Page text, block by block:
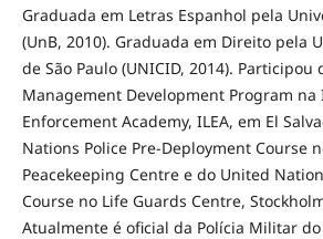
Graduada em Letras Espanhol pela
(UnB, 2010). Graduada em Direito pela
de São Paulo (UNICID, 2014).
Management Development Program
Enforcement Academy, ILEA, em El
Nations Police Pre-Deployment Course
Peacekeeping Centre e do United
Course no Life Guards Centre,
Atualmente é oficial da Polícia Militar